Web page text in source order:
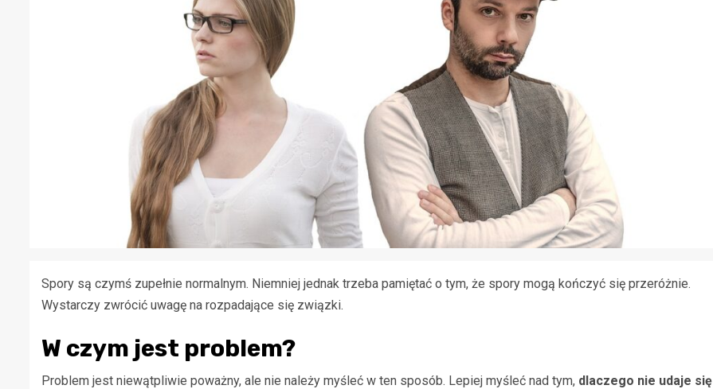
Spory są czymś zupełnie normalnym. Niemniej jednak trzeba pamiętać o tym, że spory mogą kończyć się przeróżnie.
Wystarczy zwrócić uwagę na rozpadające się związki.
W czym jest problem?
Problem jest niewątpliwie poważny, ale nie należy myśleć w ten sposób. Lepiej myśleć nad tym, dlaczego nie udaje się